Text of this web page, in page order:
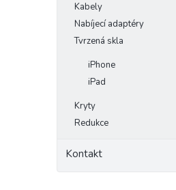
Kabely
Nabíjecí adaptéry
Tvrzená skla
iPhone
iPad
Kryty
Redukce
Kontakt